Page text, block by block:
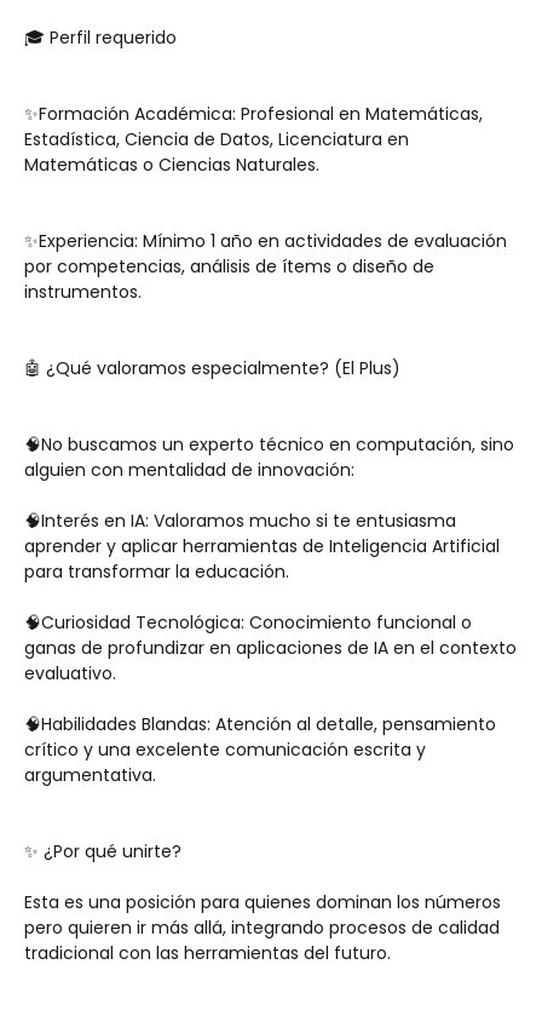
🎓 Perfil requerido
✨Formación Académica: Profesional en Matemáticas,
Estadística, Ciencia de Datos, Licenciatura en
Matemáticas o Ciencias Naturales.
✨Experiencia: Mínimo 1 año en actividades de evaluación
por competencias, análisis de ítems o diseño de
instrumentos.
🤖 ¿Qué valoramos especialmente? (El Plus)
🧠No buscamos un experto técnico en computación, sino
alguien con mentalidad de innovación:
🧠Interés en IA: Valoramos mucho si te entusiasma
aprender y aplicar herramientas de Inteligencia Artificial
para transformar la educación.
🧠Curiosidad Tecnológica: Conocimiento funcional o
ganas de profundizar en aplicaciones de IA en el contexto
evaluativo.
🧠Habilidades Blandas: Atención al detalle, pensamiento
crítico y una excelente comunicación escrita y
argumentativa.
✨ ¿Por qué unirte?
Esta es una posición para quienes dominan los números
pero quieren ir más allá, integrando procesos de calidad
tradicional con las herramientas del futuro.